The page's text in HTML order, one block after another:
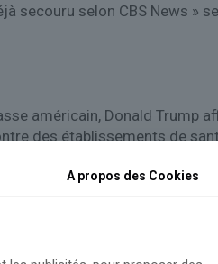
secouru selon CBS News »
américain, Donald Trump
des établissements de
A propos des Cookies